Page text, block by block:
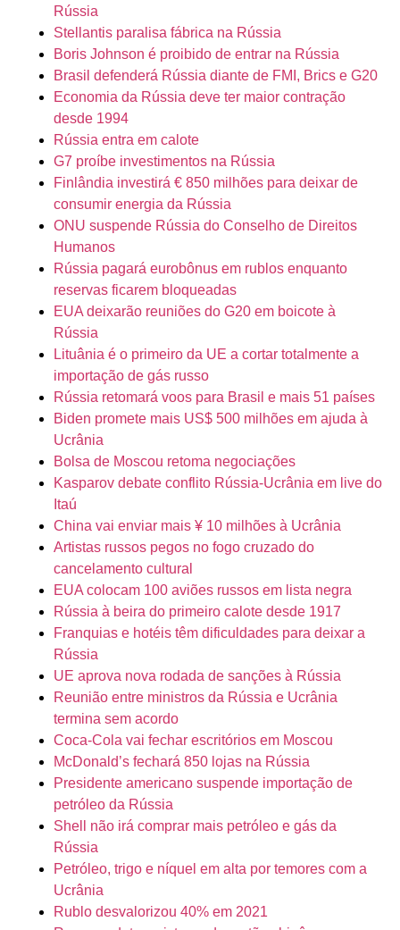
Rússia
Stellantis paralisa fábrica na Rússia
Boris Johnson é proibido de entrar na Rússia
Brasil defenderá Rússia diante de FMI, Brics e G20
Economia da Rússia deve ter maior contração
desde 1994
Rússia entra em calote
G7 proíbe investimentos na Rússia
Finlândia investirá € 850 milhões para deixar de
consumir energia da Rússia
ONU suspende Rússia do Conselho de Direitos
Humanos
Rússia pagará eurobônus em rublos enquanto
reservas ficarem bloqueadas
EUA deixarão reuniões do G20 em boicote à
Rússia
Lituânia é o primeiro da UE a cortar totalmente a
importação de gás russo
Rússia retomará voos para Brasil e mais 51 países
Biden promete mais US$ 500 milhões em ajuda à
Ucrânia
Bolsa de Moscou retoma negociações
Kasparov debate conflito Rússia-Ucrânia em live do
Itaú
China vai enviar mais ¥ 10 milhões à Ucrânia
Artistas russos pegos no fogo cruzado do
cancelamento cultural
EUA colocam 100 aviões russos em lista negra
Rússia à beira do primeiro calote desde 1917
Franquias e hotéis têm dificuldades para deixar a
Rússia
UE aprova nova rodada de sanções à Rússia
Reunião entre ministros da Rússia e Ucrânia
termina sem acordo
Coca-Cola vai fechar escritórios em Moscou
McDonald’s fechará 850 lojas na Rússia
Presidente americano suspende importação de
petróleo da Rússia
Shell não irá comprar mais petróleo e gás da
Rússia
Petróleo, trigo e níquel em alta por temores com a
Ucrânia
Rublo desvalorizou 40% em 2021